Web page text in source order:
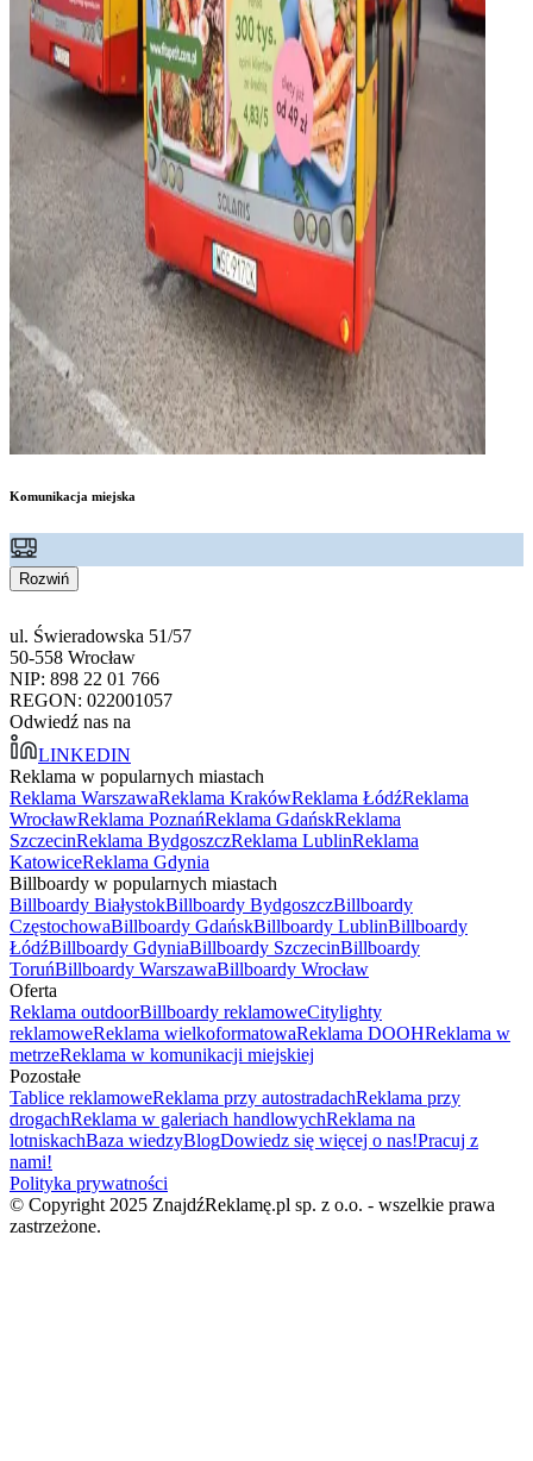
Komunikacja miejska
Rozwiń
ul. Świeradowska 51/57
50-558 Wrocław
NIP: 898 22 01 766
REGON: 022001057
Odwiedź nas na
LINKEDIN
Reklama w popularnych miastach
Reklama WarszawaReklama KrakówReklama ŁódźReklama
WrocławReklama PoznańReklama GdańskReklama
SzczecinReklama BydgoszczReklama LublinReklama
KatowiceReklama Gdynia
Billboardy w popularnych miastach
Billboardy BiałystokBillboardy BydgoszczBillboardy
CzęstochowaBillboardy GdańskBillboardy LublinBillboardy
ŁódźBillboardy GdyniaBillboardy SzczecinBillboardy
ToruńBillboardy WarszawaBillboardy Wrocław
Oferta
Reklama outdoorBillboardy reklamoweCitylighty
reklamoweReklama wielkoformatowaReklama DOOHReklama w
metrzeReklama w komunikacji miejskiej
Pozostałe
Tablice reklamoweReklama przy autostradachReklama przy
drogachReklama w galeriach handlowychReklama na
lotniskachBaza wiedzyBlogDowiedz się więcej o nas!Pracuj z
nami!
Polityka prywatności
© Copyright 2025 ZnajdźReklamę.pl sp. z o.o. - wszelkie prawa
zastrzeżone.